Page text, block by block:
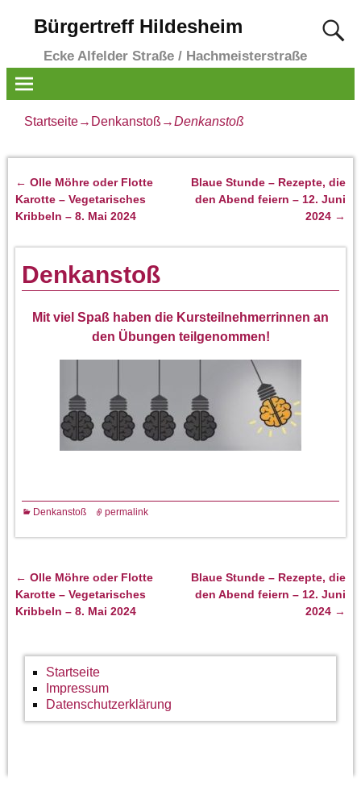
Bürgertreff Hildesheim
Ecke Alfelder Straße / Hachmeisterstraße
Startseite→ Denkanstoß →Denkanstoß
Artikelnavigation
← Olle Möhre oder Flotte
Karotte – Vegetarisches
Kribbeln – 8. Mai 2024
Blaue Stunde – Rezepte, die
den Abend feiern – 12. Juni
2024 →
Denkanstoß
Mit viel Spaß haben die Kursteilnehmerrinnen an
den Übungen teilgenommen!
Denkanstoß permalink
Artikelnavigation
← Olle Möhre oder Flotte
Karotte – Vegetarisches
Kribbeln – 8. Mai 2024
Blaue Stunde – Rezepte, die
den Abend feiern – 12. Juni
2024 →
Startseite
Impressum
Datenschutzerklärung